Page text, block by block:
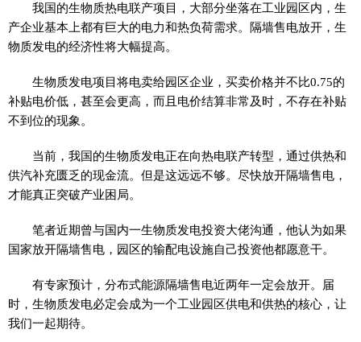
我国的生物质热电联产项目，大部分坐落在工业园区内，生
产企业基本上都有巨大的电力和热负荷需求。隔墙售电放开，生
物质发电的经济性将大幅提高。
生物质发电项目将电卖给园区企业，买卖价格并不比0.75的
补贴电价低，甚至会更高，而且电价结算非常及时，不存在补贴
不到位的现象。
当前，我国的生物质发电正在向热电联产转型，通过供热和
供汽补充匮乏的现金流。但是这远远不够。尽快放开隔墙售电，
才能真正突破产业困局。
笔者近期曾与国内一生物质发电投资大佬沟通，他认为如果
国家放开隔墙售电，园区的输配电设施自己投资他都愿意干。
有专家预计，分布式能源隔墙售电近两年一定会放开。届
时，生物质发电必定会成为一个工业园区供电和供热的核心，让
我们一起期待。